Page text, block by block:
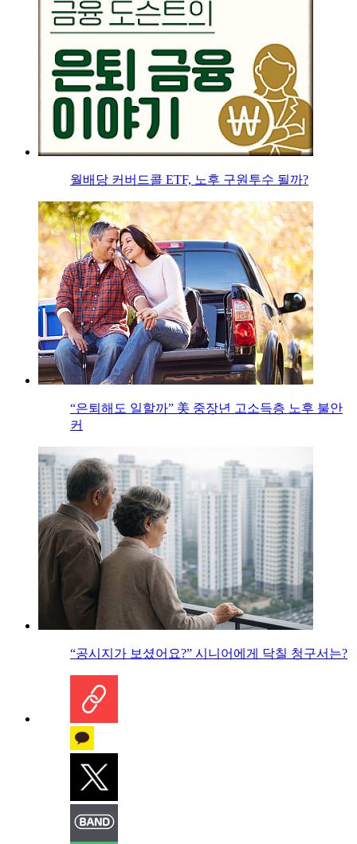
월배당 커버드콜 ETF, 노후 구원투수 될까?
“은퇴해도 일할까” 美 중장년 고소득층 노후 불안
커
“공시지가 보셨어요?” 시니어에게 닥칠 청구서는?